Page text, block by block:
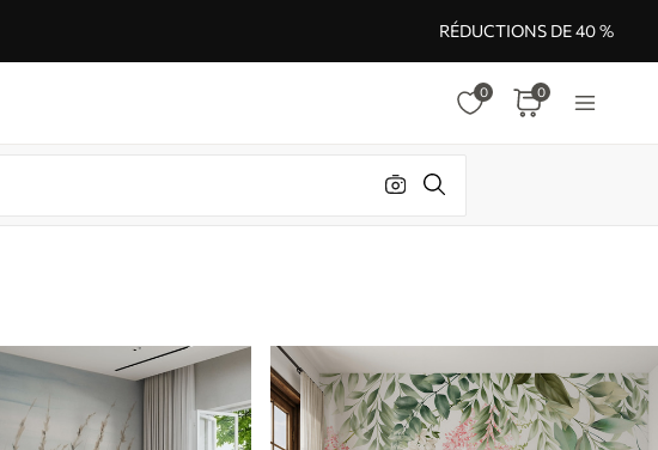
RÉDUCTIONS DE 40 %
0 0